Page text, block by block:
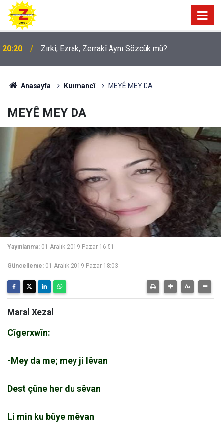
20:20 Zırkî, Ezrak, Zerrakî Aynı Sözcük mü?
Anasayfa Kurmancî MEYÊ MEY DA
MEYÊ MEY DA
Yayınlanma: 01 Aralık 2019 Pazar 16:51
Güncelleme: 01 Aralık 2019 Pazar 18:03
Maral Xezal
Cîgerxwîn:
-Mey da me; mey ji lêvan
Dest çûne her du sêvan
Li min ku bûye mêvan